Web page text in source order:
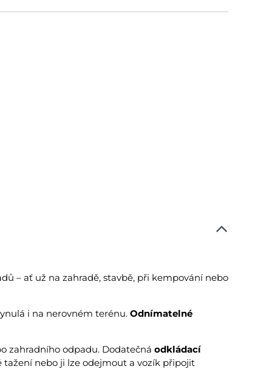
– ať už na zahradě, stavbě, při kempování nebo
i na nerovném terénu. Odnímatelné
zahradního odpadu. Dodatečná odkládací
tažení nebo ji lze odejmout a vozík připojit